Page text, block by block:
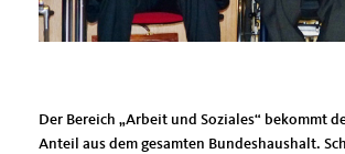
Der Bereich „Arbeit und Soziales“ bekommt
Anteil aus dem gesamten Bundeshaushalt.